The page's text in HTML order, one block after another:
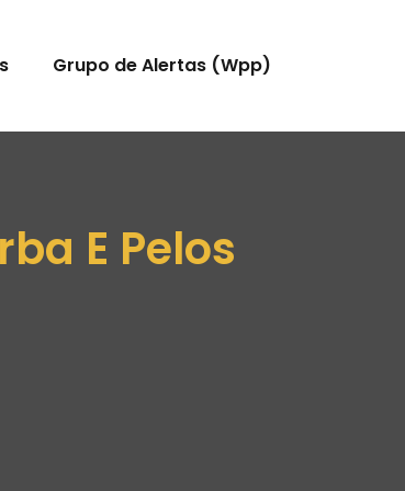
Grupo de Alertas (Wpp)
E Pelos